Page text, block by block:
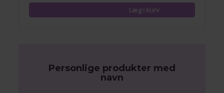
Personlige produkter med
navn